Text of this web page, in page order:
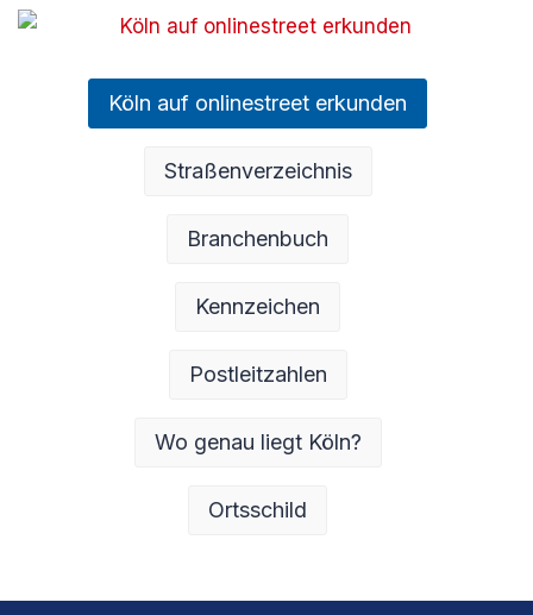
Köln auf onlinestreet erkunden
Straßenverzeichnis
Branchenbuch
Kennzeichen
Postleitzahlen
Wo genau liegt Köln?
Ortsschild